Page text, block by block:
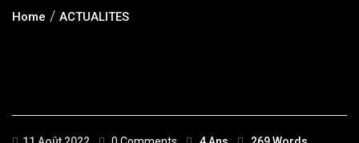
Home ACTUALITES